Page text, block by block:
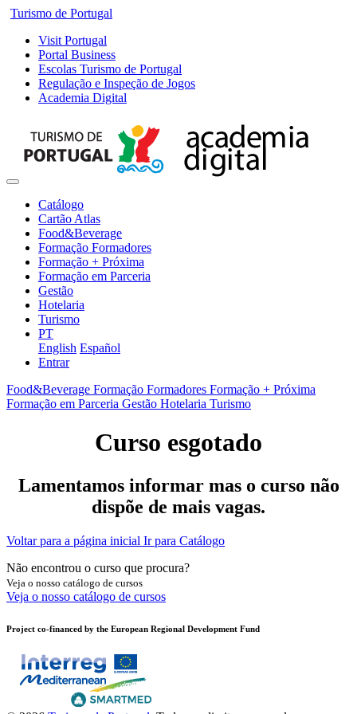
Turismo de Portugal
Visit Portugal
Portal Business
Escolas Turismo de Portugal
Regulação e Inspeção de Jogos
Academia Digital
Catálogo
Cartão Atlas
Food&Beverage
Formação Formadores
Formação + Próxima
Formação em Parceria
Gestão
Hotelaria
Turismo
PT
English Español
Entrar
Food&Beverage Formação Formadores Formação + Próxima
Formação em Parceria Gestão Hotelaria Turismo
Curso esgotado
Lamentamos informar mas o curso não
dispõe de mais vagas.
Voltar para a página inicial Ir para Catálogo
Não encontrou o curso que procura?
Veja o nosso catálogo de cursos
Veja o nosso catálogo de cursos
Project co-financed by the European Regional Development Fund